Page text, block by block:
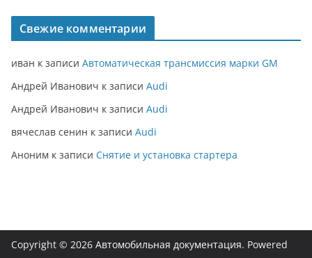
Свежие комментарии
иван к записи Автоматическая трансмиссия марки GM
Андрей Иванович к записи Audi
Андрей Иванович к записи Audi
вячеслав сенин к записи Audi
Аноним к записи Снятие и установка стартера
Copyright © 2026 Автомобильная документация. Powered